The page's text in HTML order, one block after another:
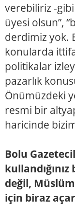
verebiliriz -
üyesi olsun”,
derdimiz yok.
konularda
politikalar
pazarlık
Önümüzdeki
resmi bir
haricinde
Bolu
değil,
için biraz açar